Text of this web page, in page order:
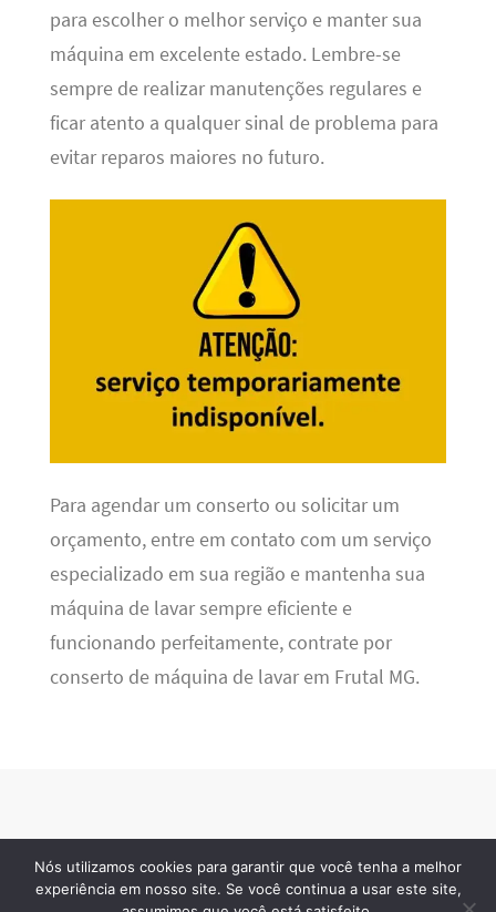
para escolher o melhor serviço e manter sua
máquina em excelente estado. Lembre-se
sempre de realizar manutenções regulares e
ficar atento a qualquer sinal de problema para
evitar reparos maiores no futuro.
Para agendar um conserto ou solicitar um
orçamento, entre em contato com um serviço
especializado em sua região e mantenha sua
máquina de lavar sempre eficiente e
funcionando perfeitamente, contrate por
conserto de máquina de lavar em Frutal MG.
· 2026 © Todos os direitos reservados
Nós utilizamos cookies para garantir que você tenha a melhor
experiência em nosso site. Se você continua a usar este site,